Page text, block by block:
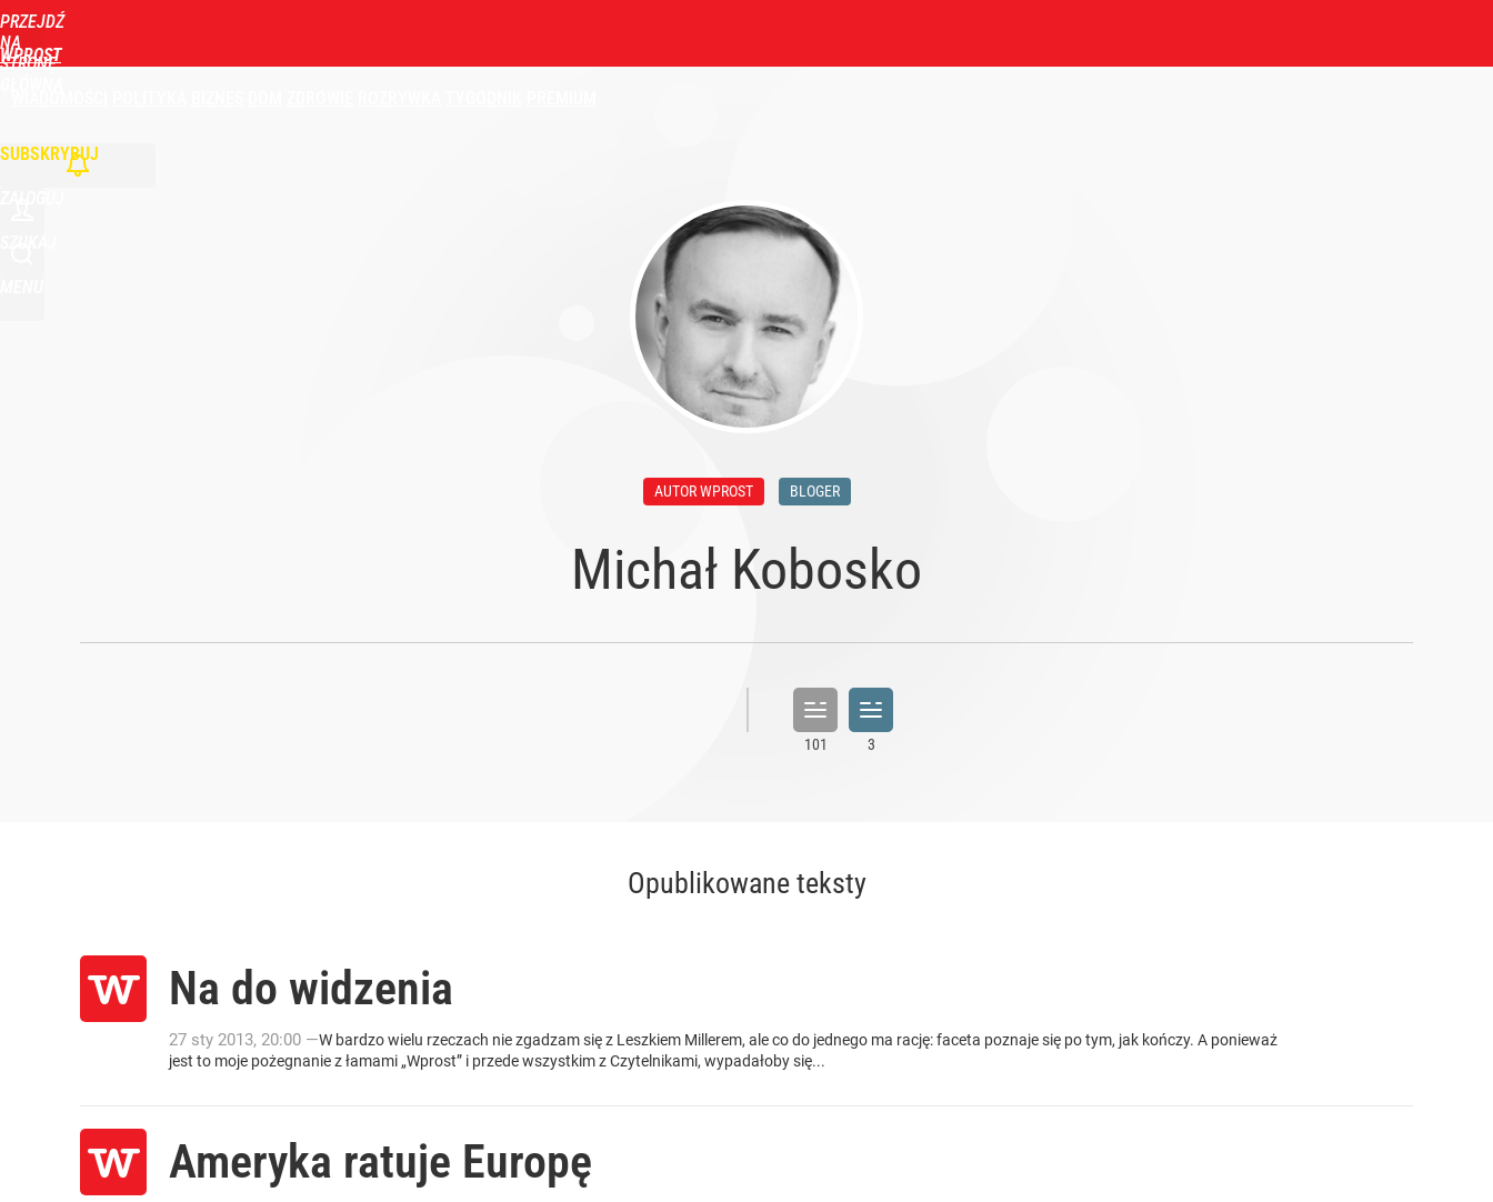
PRZEJDŹ
NA
STRONĘ
WPROST
SUBSKRYBUJ
Michał Kobosko
AUTOR WPROST BLOGER
Opublikowane teksty
Na do widzenia
27 sty 2013, 20:00 —W bardzo wielu rzeczach nie zgadzam się z Leszkiem Millerem, ale co do jednego ma rację: faceta poznaje się po tym, jak kończy. A ponieważ
jest to moje pożegnanie z łamami „Wprost” i przede wszystkim z Czytelnikami, wypadałoby się...
Ameryka ratuje Europę